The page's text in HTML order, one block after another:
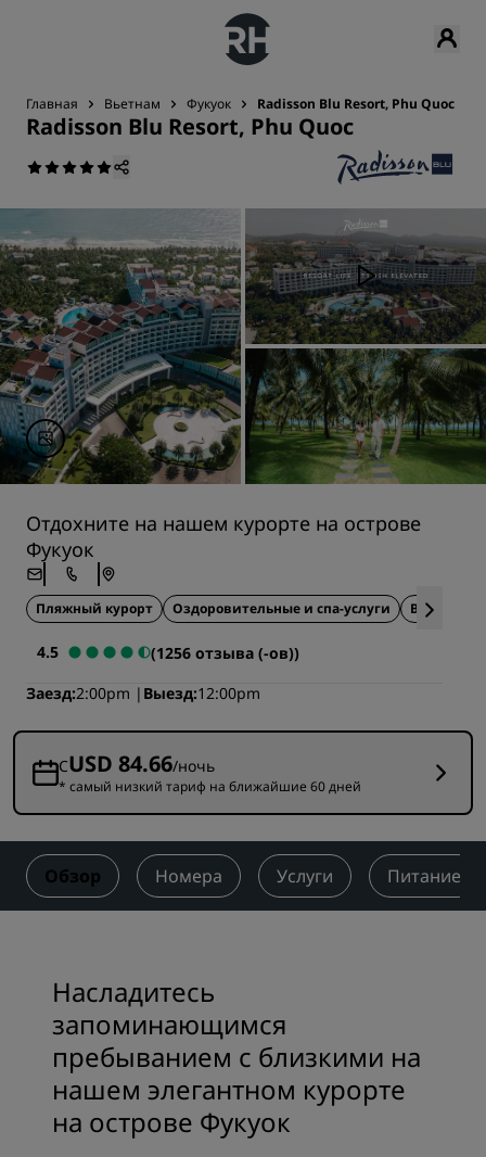
Главная Вьетнам Фукуок Radisson Blu Resort, Phu Quoc
Radisson Blu Resort, Phu Quoc
Отдохните на нашем курорте на острове
Фукуок
Пляжный курорт Оздоровительные и спа-услуги Все
4.5
(1256 отзыва (-ов))
Заезд 2:00pm Выезд 12:00pm
СUSD 84.66/ночь
* самый низкий тариф на ближайшие 60 дней
Обзор Номера Услуги Питание
Насладитесь
запоминающимся
пребыванием с близкими на
нашем элегантном курорте
на острове Фукуок